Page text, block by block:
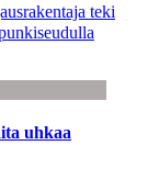
teki
uhkaa